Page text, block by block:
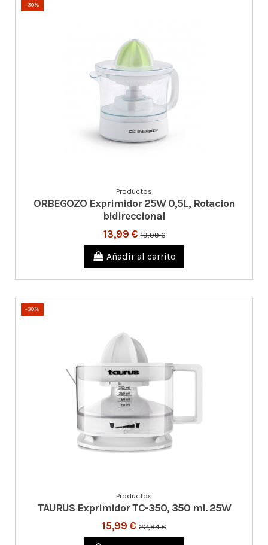
-30%
Productos
ORBEGOZO Exprimidor 25W 0,5L, Rotacion
bidireccional
13,99 €19,99 €
Añadir al carrito
-30%
Productos
TAURUS Exprimidor TC-350, 350 ml. 25W
15,99 € 22,84 €